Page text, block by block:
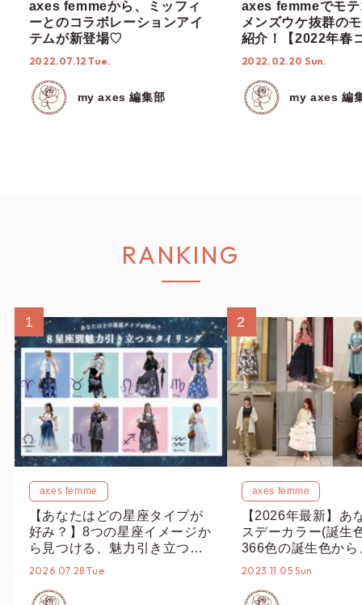
axes femmeから、ミッフィ
ーとのコラボレーションアイ
テムが新登場♡
2022.07.12 Tue.
my axes 編集部
axes femmeでモ
メンズウケ抜群の
紹介！【2022年春
2022.02.20 Sun.
my axes 編
RANKING
1
axes femme
【あなたはどの星座タイプが
好み？】8つの星座イメージか
ら見つける、魅力引き立つス
タイリング♡
2026.07.28 Tue
2
axes femme
【2026年最新】あ
スデーカラー(誕生
366色の誕生色から
誕生色、バースデ
2023.11.05 Sun